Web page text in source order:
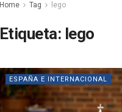
Home Tag lego
Etiqueta: lego
ESPAÑA E INTERNACIONAL